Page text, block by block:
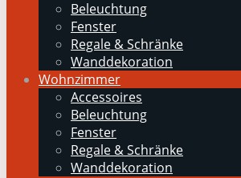
Beleuchtung
Fenster
Regale & Schränke
Wanddekoration
Wohnzimmer
Accessoires
Beleuchtung
Fenster
Regale & Schränke
Wanddekoration